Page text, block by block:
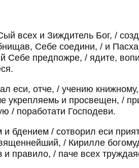
всех и Зиждитель Бог, /
Себе соедини, / и
Себе предпожре, / ядите,
еси, отче, / учению
укрепляемь и просвещен, /
/ поработати Господеви.
и бдением / сотворил еси
/ Кирилле
и правило, / паче всех